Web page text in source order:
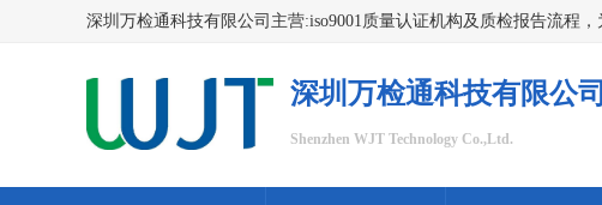
深圳万检通科技有限公司
Shenzhen WJT Technology Co.,Ltd.